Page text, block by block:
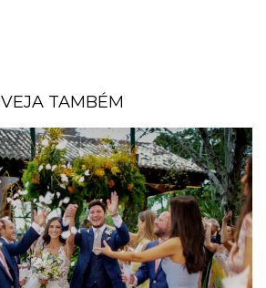
VEJA TAMBÉM